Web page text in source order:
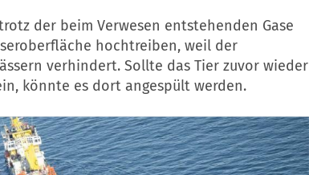
der beim Verwesen entstehenden Gase
hochtreiben, weil der
verhindert. Sollte das Tier zuvor wieder
könnte es dort angespült werden.